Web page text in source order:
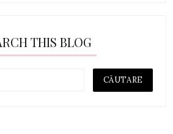
THIS BLOG